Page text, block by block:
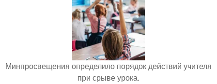
Минпросвещения определило порядок действий учителя
при срыве урока.